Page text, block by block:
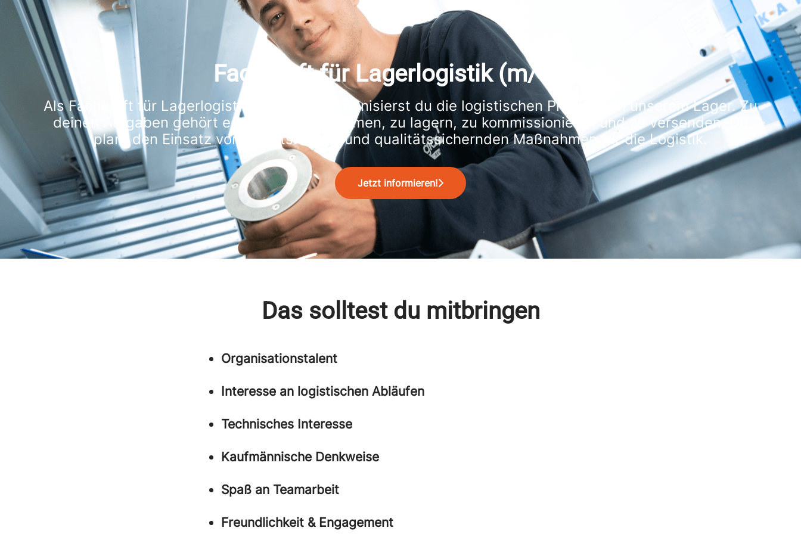
Fachkraft für Lagerlogistik (m/w/d)
Als Fachkraft für Lagerlogistik planst und organisierst du die logistischen Prozesse in unserem Lager. Zu
deinen Aufgaben gehört es, Waren anzunehmen, zu lagern, zu kommissionieren und zu versenden. Du
plant den Einsatz von Arbeitsmitteln und qualitätssichernden Maßnahmen für die Logistik.
Jetzt informieren!
Das solltest du mitbringen
Organisationstalent
Interesse an logistischen Abläufen
Technisches Interesse
Kaufmännische Denkweise
Spaß an Teamarbeit
Freundlichkeit & Engagement